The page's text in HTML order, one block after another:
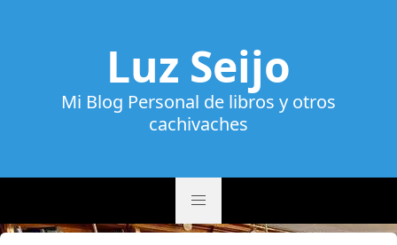
Luz Seijo
Mi Blog Personal de libros y otros
cachivaches